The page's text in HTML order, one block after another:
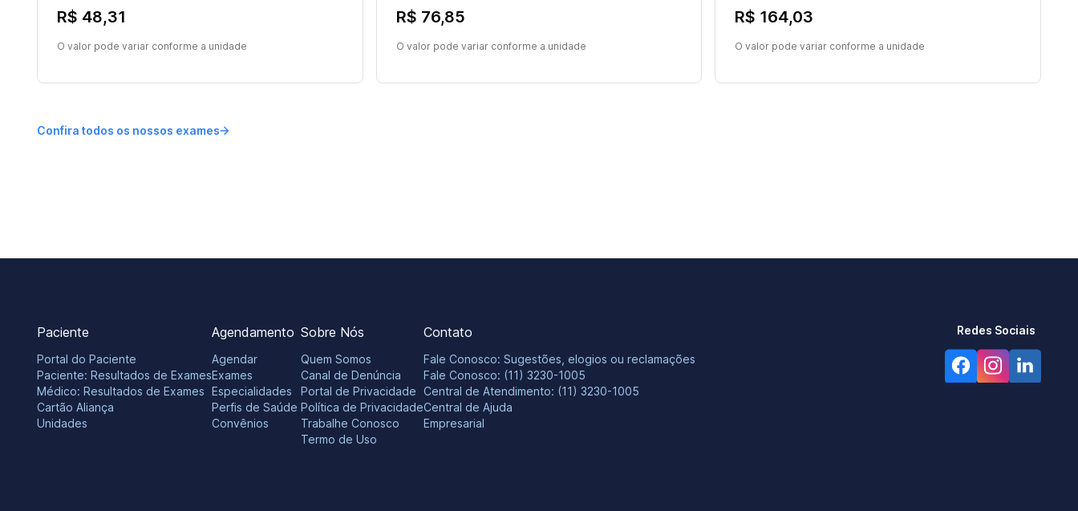
R$ 48,31
O valor pode variar conforme a unidade
R$ 76,85
O valor pode variar conforme a unidade
R$ 164,03
O valor pode variar conforme a unidade
Confira todos os nossos exames
Paciente
Portal do Paciente
Paciente: Resultados de Exames
Médico: Resultados de Exames
Cartão Aliança
Unidades
Agendamento
Agendar
Exames
Especialidades
Perfis de Saúde
Convênios
Sobre Nós
Quem Somos
Canal de Denúncia
Portal de Privacidade
Política de Privacidade
Trabalhe Conosco
Termo de Uso
Contato
Fale Conosco: Sugestões, elogios ou reclamações
Fale Conosco: (11) 3230-1005
Central de Atendimento: (11) 3230-1005
Central de Ajuda
Empresarial
Redes Sociais